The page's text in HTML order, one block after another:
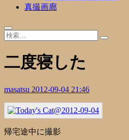
真撮画廊
二度寝した
masatsu 2012-09-04 21:46
帰宅途中に撮影